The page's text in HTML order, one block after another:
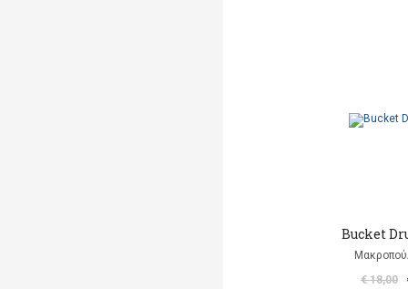
Bucket
€ 18,00